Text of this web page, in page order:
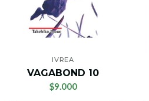
IVREA
VAGABOND 10
$9.000